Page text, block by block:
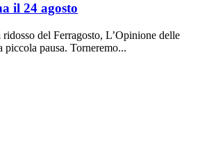
il 24 agosto
ridosso del Ferragosto, L’Opinione delle
piccola pausa. Torneremo...